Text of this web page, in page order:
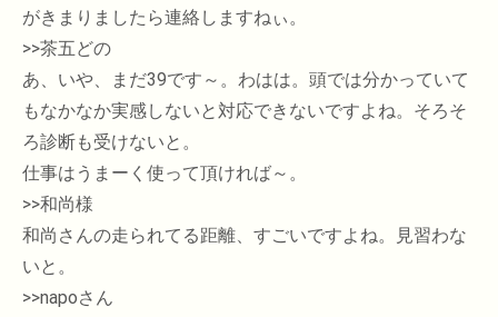
がきまりましたら連絡しますねぃ。
>>茶五どの
あ、いや、まだ39です～。わはは。頭では分かっていて
もなかなか実感しないと対応できないですよね。そろそ
ろ診断も受けないと。
仕事はうまーく使って頂ければ～。
>>和尚様
和尚さんの走られてる距離、すごいですよね。見習わな
いと。
>>napoさん